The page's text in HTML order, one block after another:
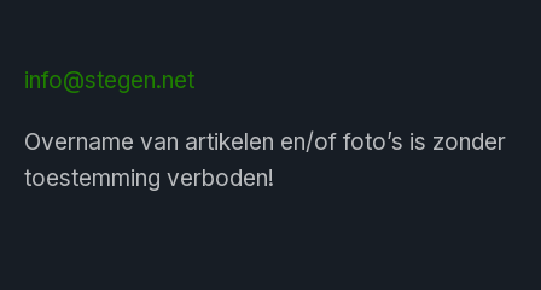
info@stegen.net
Overname van artikelen en/of foto’s is zonder
toestemming verboden!